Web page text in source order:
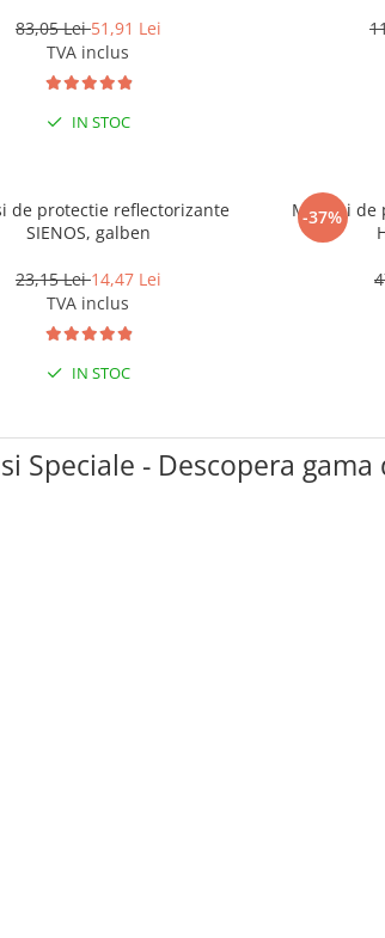
83,05 Lei51,91 Lei
TVA inclus
IN STOC
de protectie reflectorizante
SIENOS, galben
23,15 Lei14,47 Lei
TVA inclus
IN STOC
-37%
Manusi de
Speciale - Descopera